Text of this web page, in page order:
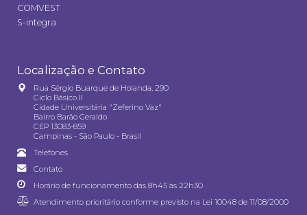
COMVEST
S-integra
Localização e Contato
Rua Sérgio Buarque de Holanda, 290
Ciclo Básico II
Cidade Universitária "Zeferino Vaz"
Bairro Barão Geraldo
CEP 13083-859
Campinas - São Paulo - Brasil
Telefones
Contato
Horário de funcionamento das 8h45 às 22h30
Atendimento prioritário conforme previsto na Lei 10048 de 11/08/2000